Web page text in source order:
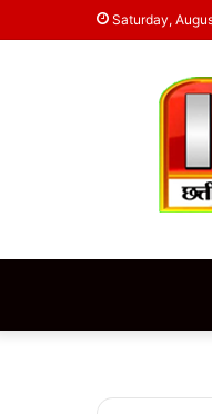
Saturday,